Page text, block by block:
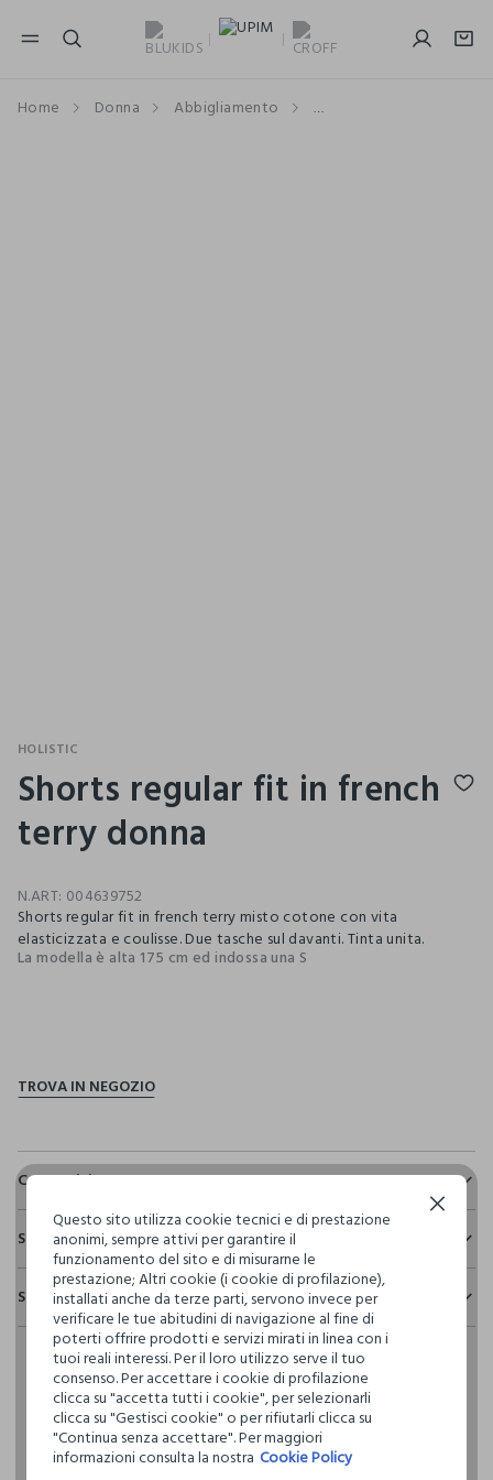
NAVIGATION.ARIA.GOTOMAINCONTENT
Home Donna Abbigliamento Abbigliamento sportivo
HOLISTIC
Shorts regular fit in french
terry donna
N.ART: 004639752
Shorts regular fit in french terry misto cotone con vita
elasticizzata e coulisse. Due tasche sul davanti. Tinta unita.
La modella è alta 175 cm ed indossa una S
Composizione e cura
Composizione:
58% COTONE,42% POLIESTERE
NON CANDEGGIARE
TEMPERATURA MASSIMA 30°C - PROCEDURA NORMALE
LAVAGGIO A SECCO PROFESSIONALE CON
TETRACLOROETILENE E TUTTI I SOLVENTI INDICATI CON IL
SEGNO F - PROCEDURA NORMALE
Sostenibilità e trasparenza
Sicurezza
Il 100% dei nostri articoli viene sottoposto a test chimico-
fisici, per verificarne il rispetto dei limiti che abbiamo
definito per l’uso di sostanze chimiche, talvolta anche più
restrittivi rispetto a quelli previsti dalla normativa
internazionale.
Clicca qui per vedere i dettagli
Spedizione e resi
Hai fino a 30 giorni dalla consegna del tuo ordine online per
cambiare idea e restituire i prodotti che hai acquistato.
Questo sito utilizza cookie tecnici e di prestazione
anonimi, sempre attivi per garantire il
funzionamento del sito e di misurarne le
prestazione; Altri cookie (i cookie di profilazione),
installati anche da terze parti, servono invece per
verificare le tue abitudini di navigazione al fine di
poterti offrire prodotti e servizi mirati in linea con i
tuoi reali interessi. Per il loro utilizzo serve il tuo
consenso. Per accettare i cookie di profilazione
clicca su "accetta tutti i cookie", per selezionarli
clicca su "Gestisci cookie" o per rifiutarli clicca su
"Continua senza accettare". Per maggiori
informazioni consulta la nostra Cookie Policy
Continua senza accettare